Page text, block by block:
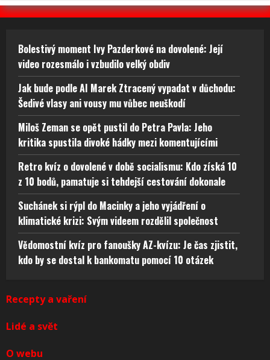
Bolestivý moment Ivy Pazderkové na dovolené: Její
video rozesmálo i vzbudilo velký obdiv
Jak bude podle AI Marek Ztracený vypadat v důchodu:
Šedivé vlasy ani vousy mu vůbec neuškodí
Miloš Zeman se opět pustil do Petra Pavla: Jeho
kritika spustila divoké hádky mezi komentujícími
Retro kvíz o dovolené v době socialismu: Kdo získá 10
z 10 bodů, pamatuje si tehdejší cestování dokonale
Suchánek si rýpl do Macinky a jeho vyjádření o
klimatické krizi: Svým videem rozdělil společnost
Vědomostní kvíz pro fanoušky AZ-kvízu: Je čas zjistit,
kdo by se dostal k bankomatu pomocí 10 otázek
Recepty a vaření
Lidé a svět
O webu